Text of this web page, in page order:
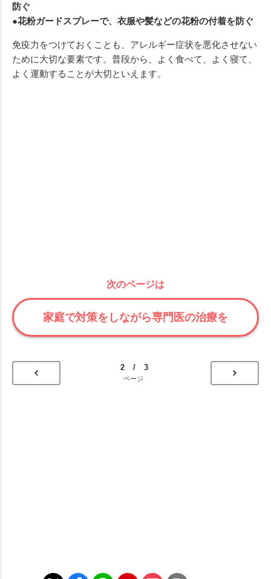
防ぐ
●花粉ガードスプレーで、衣服や髪などの花粉の付着を防ぐ
免疫力をつけておくことも、アレルギー症状を悪化させない
ために大切な要素です。普段から、よく食べて、よく寝て、
よく運動することが大切といえます。
次のページは
家庭で対策をしながら専門医の治療を
2 / 3
ページ